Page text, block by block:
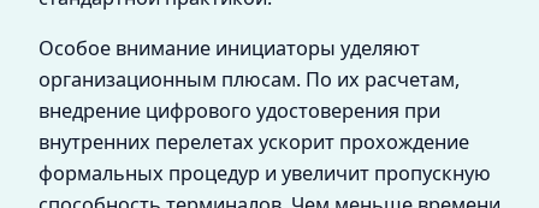
Особое внимание инициаторы уделяют
организационным плюсам. По их расчетам,
внедрение цифрового удостоверения при
внутренних перелетах ускорит прохождение
формальных процедур и увеличит пропускную